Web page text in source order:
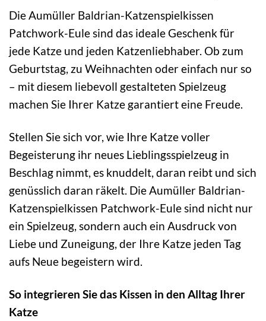
Die Aumüller Baldrian-Katzenspielkissen
Patchwork-Eule sind das ideale Geschenk für
jede Katze und jeden Katzenliebhaber. Ob zum
Geburtstag, zu Weihnachten oder einfach nur so
– mit diesem liebevoll gestalteten Spielzeug
machen Sie Ihrer Katze garantiert eine Freude.
Stellen Sie sich vor, wie Ihre Katze voller
Begeisterung ihr neues Lieblingsspielzeug in
Beschlag nimmt, es knuddelt, daran reibt und sich
genüsslich daran räkelt. Die Aumüller Baldrian-
Katzenspielkissen Patchwork-Eule sind nicht nur
ein Spielzeug, sondern auch ein Ausdruck von
Liebe und Zuneigung, der Ihre Katze jeden Tag
aufs Neue begeistern wird.
So integrieren Sie das Kissen in den Alltag Ihrer
Katze